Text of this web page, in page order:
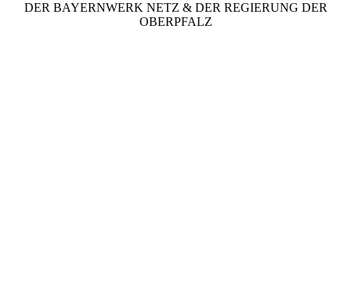
DER BAYERNWERK NETZ & DER REGIERUNG DER
OBERPFALZ